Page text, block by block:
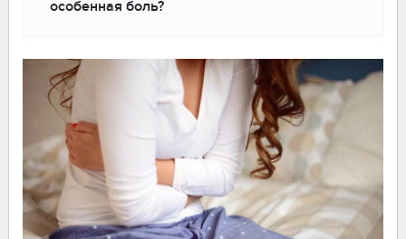
особенная боль?